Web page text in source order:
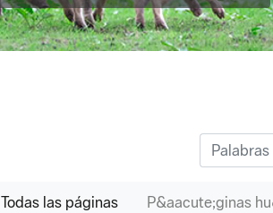
Todas las páginas